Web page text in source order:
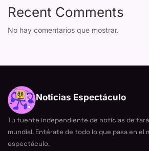
Recent Comments
No hay comentarios que mostrar.
Noticias Espectáculo
Tu fuente independiente de noticias de
mundial. Entérate de todo lo que pasa en el
espectáculo.